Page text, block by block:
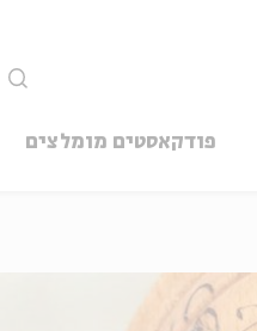
פודקאסטים מומלצים